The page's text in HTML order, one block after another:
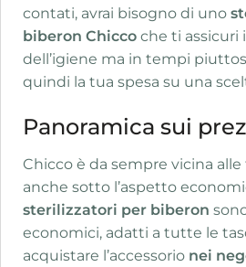
contati, avrai bisogno di uno
biberon Chicco che ti assicuri
dell’igiene ma in tempi
quindi la tua spesa su una
Panoramica sui
Chicco è da sempre vicina
anche sotto l’aspetto
sterilizzatori per biberon
economici, adatti a tutte le
acquistare l’accessorio nei